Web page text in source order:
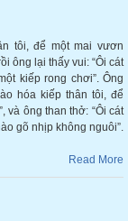
tôi, để một mai vươn
ông lại thấy vui: “Ôi cát
kiếp rong chơi”. Ông
hóa kiếp thân tôi, để
và ông than thở: “Ôi cát
gõ nhịp không nguôi”.
Read More